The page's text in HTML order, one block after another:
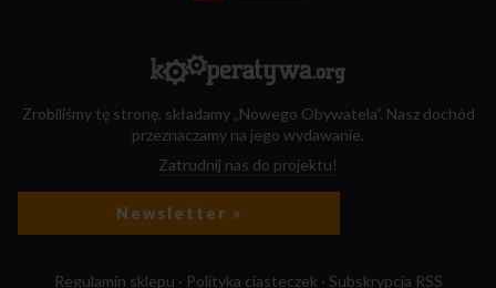
Zrobiliśmy tę stronę, składamy „Nowego Obywatela”. Nasz dochód
przeznaczamy na jego wydawanie.
Zatrudnij nas do projektu!
Newsletter »
Regulamin sklepu · Polityka ciasteczek · Subskrypcja RSS